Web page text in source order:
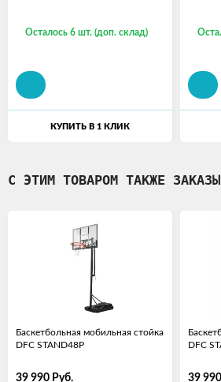
Осталось 6 шт. (доп. склад)
КУПИТЬ В 1 КЛИК
С ЭТИМ ТОВАРОМ ТАКЖЕ
Баскетбольная мобильная стойка
DFC STAND48P
39 990 Руб.
DFC
39 990